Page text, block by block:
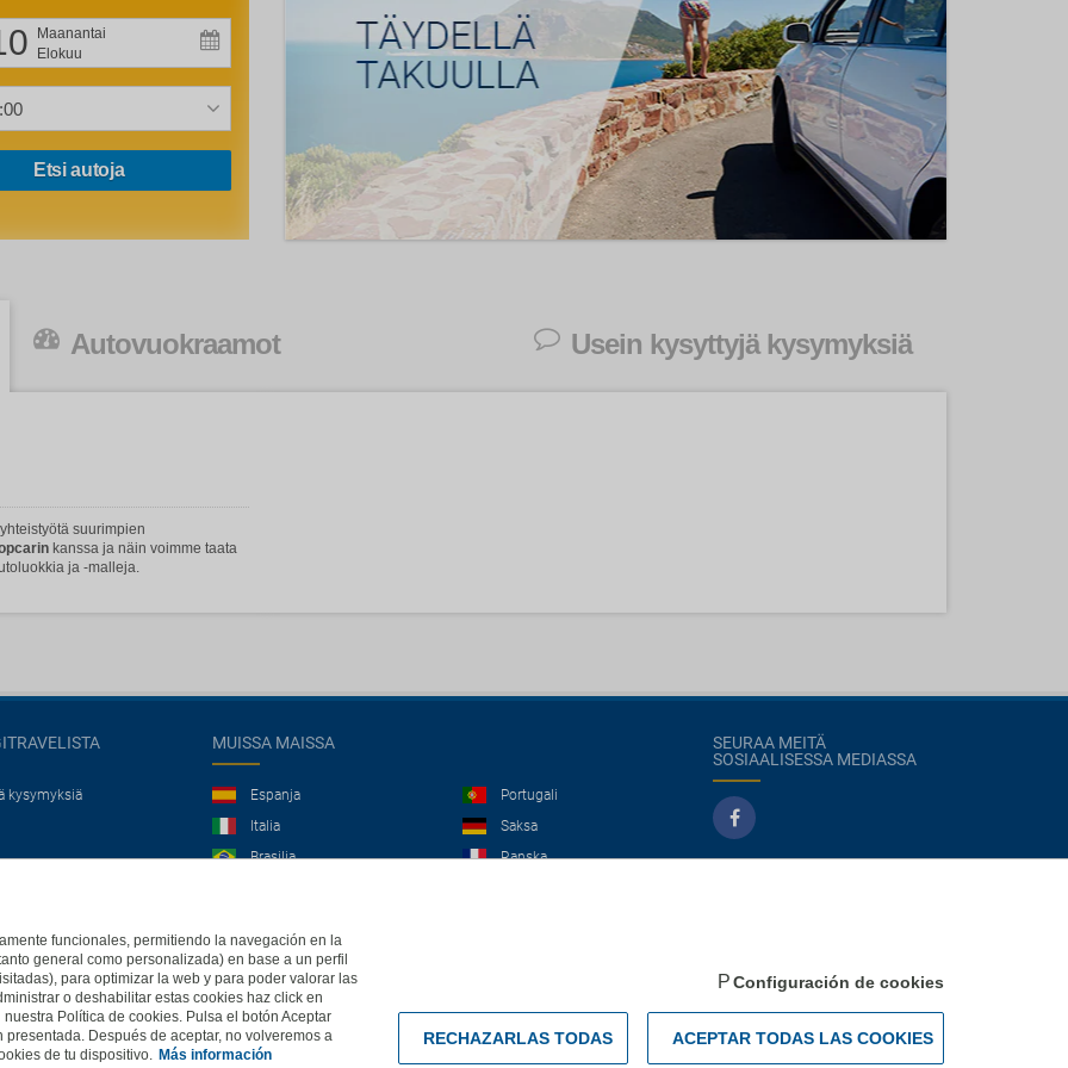
Maanantai
Elokuu
Etsi autoja
Autovuokraamot Usein kysyttyjä kysymyksiä
suurimpien
kanssa ja näin voimme taata
ja -malleja.
kysymyksiä
MUISSA MAISSA
Espanja
Portugali
Italia
Saksa
Brasilia
Ranska
SEURAA MEITÄ
SOSIAALISESSA MEDIASSA
Legal , Y-tunnus 2559611-1, KuVi 2843/13/U. Kaikki oikeudet pidätetään.
funcionales, permitiendo la navegación en la
general como personalizada) en base a un perfil
para optimizar la web y para poder valorar las
o deshabilitar estas cookies haz click en
Política de cookies. Pulsa el botón Aceptar
Después de aceptar, no volveremos a
de tu dispositivo. Más información
Configuración de cookies
RECHAZARLAS TODAS ACEPTAR TODAS LAS COOKIES